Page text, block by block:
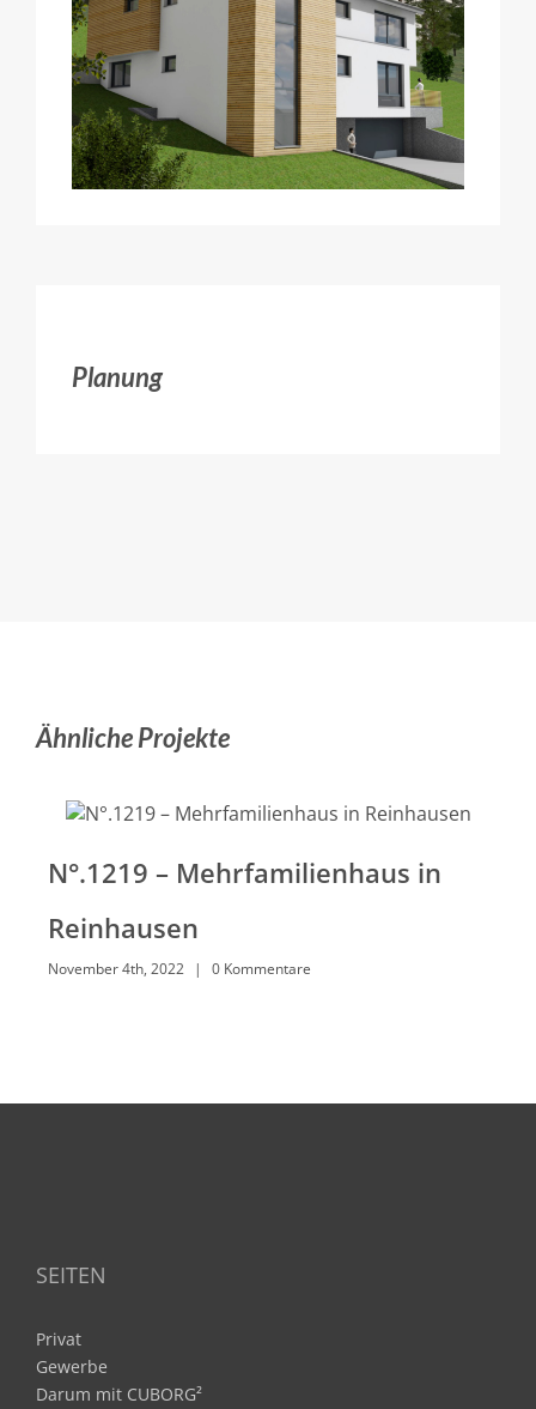
Planung
Ähnliche Projekte
N°.1219 – Mehrfamilienhaus in
Reinhausen
November 4th, 2022 | 0 Kommentare
SEITEN
Privat
Gewerbe
Darum mit CUBORG²